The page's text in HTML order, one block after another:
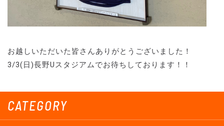
CATEGORY
お越しいただいた皆さんありがとうございました！
3/3(日)長野Uスタジアムでお待ちしております！！